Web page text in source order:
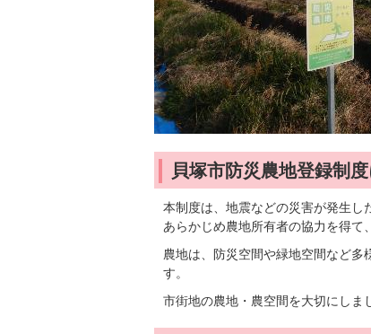
貝塚市防災農地登録制
本制度は、地震などの災害が発生し
あらかじめ農地所有者の協力を得て
農地は、防災空間や緑地空間など
す。
市街地の農地・農空間を大切にしま